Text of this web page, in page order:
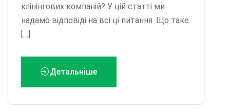
клінінгових компаній? У цій статті ми
надамо відповіді на всі ці питання. Що таке
[…]
Детальніше